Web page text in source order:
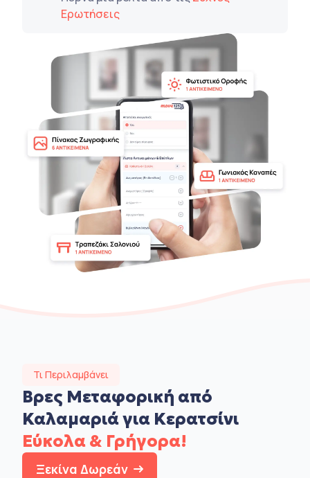
Ερωτήσεις
Τι Περιλαμβάνει
Βρες Μεταφορική από
Καλαμαριά για Κερατσίνι
Εύκολα & Γρήγορα!
Ξεκίνα Δωρεάν